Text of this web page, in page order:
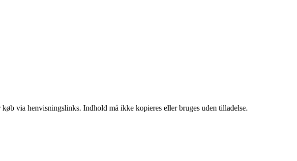
via henvisningslinks. Indhold må ikke kopieres eller bruges uden tilladelse.